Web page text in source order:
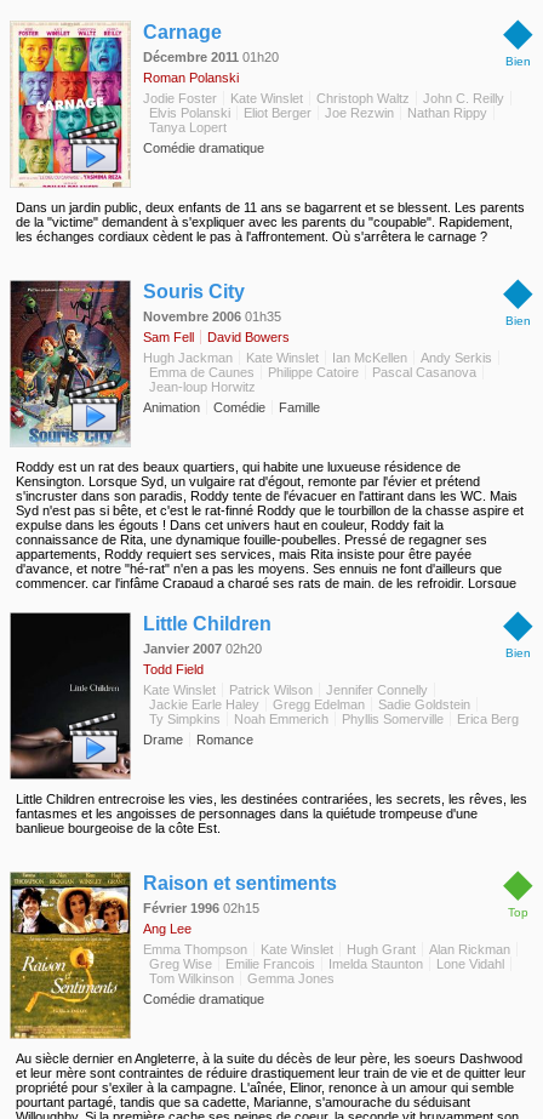
◆
Bien
Carnage
Décembre 2011 01h20
Roman Polanski
Jodie Foster
Kate Winslet Christoph Waltz
John C. Reilly
Elvis Polanski
Eliot Berger Joe Rezwin
Nathan Rippy
Tanya Lopert
Comédie dramatique
Dans un jardin public, deux enfants de 11 ans se bagarrent et se blessent. Les parents
de la "victime" demandent à s'expliquer avec les parents du "coupable". Rapidement,
les échanges cordiaux cèdent le pas à l'affrontement. Où s'arrêtera le carnage ?
◆
Bien
Souris City
Novembre 2006 01h35
Sam Fell
David Bowers
Hugh Jackman
Kate Winslet Ian McKellen
Andy Serkis
Emma de Caunes
Philippe Catoire
Pascal Casanova
Jean-loup Horwitz
Animation
Comédie Famille
Roddy est un rat des beaux quartiers, qui habite une luxueuse résidence de
Kensington. Lorsque Syd, un vulgaire rat d'égout, remonte par l'évier et prétend
s'incruster dans son paradis, Roddy tente de l'évacuer en l'attirant dans les WC. Mais
Syd n'est pas si bête, et c'est le rat-finné Roddy que le tourbillon de la chasse aspire et
expulse dans les égouts ! Dans cet univers haut en couleur, Roddy fait la
connaissance de Rita, une dynamique fouille-poubelles. Pressé de regagner ses
appartements, Roddy requiert ses services, mais Rita insiste pour être payée
d'avance, et notre "hé-rat" n'en a pas les moyens. Ses ennuis ne font d'ailleurs que
commencer, car l'infâme Crapaud a chargé ses rats de main, de les refroidir. Lorsque
cousin français, le redoutable mercenaire La Grenouille...
◆
Bien
Little Children
Janvier 2007 02h20
Todd Field
Kate Winslet
Patrick Wilson
Jennifer Connelly
Jackie Earle Haley
Gregg Edelman
Sadie Goldstein
Ty Simpkins
Noah Emmerich Phyllis Somerville
Erica Berg
Drame
Romance
Little Children entrecroise les vies, les destinées contrariées, les secrets, les rêves, les
fantasmes et les angoisses de personnages dans la quiétude trompeuse d'une
banlieue bourgeoise de la côte Est.
◆
Top
Raison et sentiments
Février 1996 02h15
Ang Lee
Emma Thompson
Kate Winslet Hugh Grant
Alan Rickman
Greg Wise
Emilie Francois Imelda Staunton
Lone Vidahl
Tom Wilkinson
Gemma Jones
Comédie dramatique
Au siècle dernier en Angleterre, à la suite du décès de leur père, les soeurs Dashwood
et leur mère sont contraintes de réduire drastiquement leur train de vie et de quitter leur
propriété pour s'exiler à la campagne. L'aînée, Elinor, renonce à un amour qui semble
pourtant partagé, tandis que sa cadette, Marianne, s'amourache du séduisant